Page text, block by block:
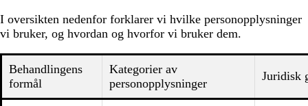
I oversikten nedenfor forklarer vi hvilke personopplysninger
vi bruker, og hvordan og hvorfor vi bruker dem.
Behandlingens
formål
Kategorier av
personopplysninger
Juridisk